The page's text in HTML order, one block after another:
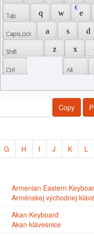
q w e
€
a s d
z
x
Copy
G H I J K L
Armenian Eastern
Arménskej východnej
Akan Keyboard
Akan klávesnice